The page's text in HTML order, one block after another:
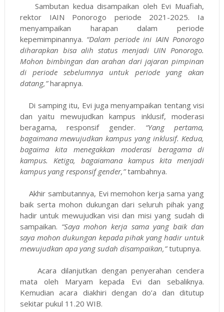
Sambutan kedua disampaikan oleh Evi Muafiah,
rektor IAIN Ponorogo periode 2021-2025. Ia
menyampaikan harapan dalam periode
kepemimpinannya. “Dalam periode ini IAIN Ponorogo
diharapkan bisa alih status menjadi UIN Ponorogo.
Mohon bimbingan dan arahan dari jajaran pimpinan
di periode sebelumnya untuk periode yang akan
datang,”harapnya.
Di samping itu, Evi juga menyampaikan tentang visi
dan yaitu mewujudkan kampus inklusif, moderasi
beragama, responsif gender. “Yang pertama,
bagaimana mewujudkan kampus yang inklusif. Kedua,
bagaima kita menegakkan moderasi beragama di
kampus. Ketiga, bagaiamana kampus kita menjadi
kampus yang responsif gender,”tambahnya.
Akhir sambutannya, Evi memohon kerja sama yang
baik serta mohon dukungan dari seluruh pihak yang
hadir untuk mewujudkan visi dan misi yang sudah di
sampaikan. “Saya mohon kerja sama yang baik dan
saya mohon dukungan kepada pihak yang hadir untuk
mewujudkan apa yang sudah disampaikan,”tutupnya.
Acara dilanjutkan dengan penyerahan cendera
mata oleh Maryam kepada Evi dan sebaliknya.
Kemudian acara diakhiri dengan do’a dan ditutup
sekitar pukul 11.20 WIB.